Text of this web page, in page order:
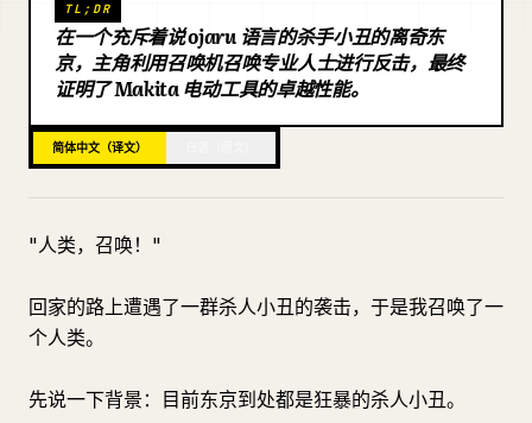
下载
博客
更新
TL;DR
在一个充斥着说 ojaru 语言的杀手小丑的离奇东
京，主角利用召唤机召唤专业人士进行反击，最终
证明了 Makita 电动工具的卓越性能。
简体中文（译文）
"人类，召唤！"
回家的路上遭遇了一群杀人小丑的袭击，于是我召唤了一
个人类。
先说一下背景：目前东京到处都是狂暴的杀人小丑。